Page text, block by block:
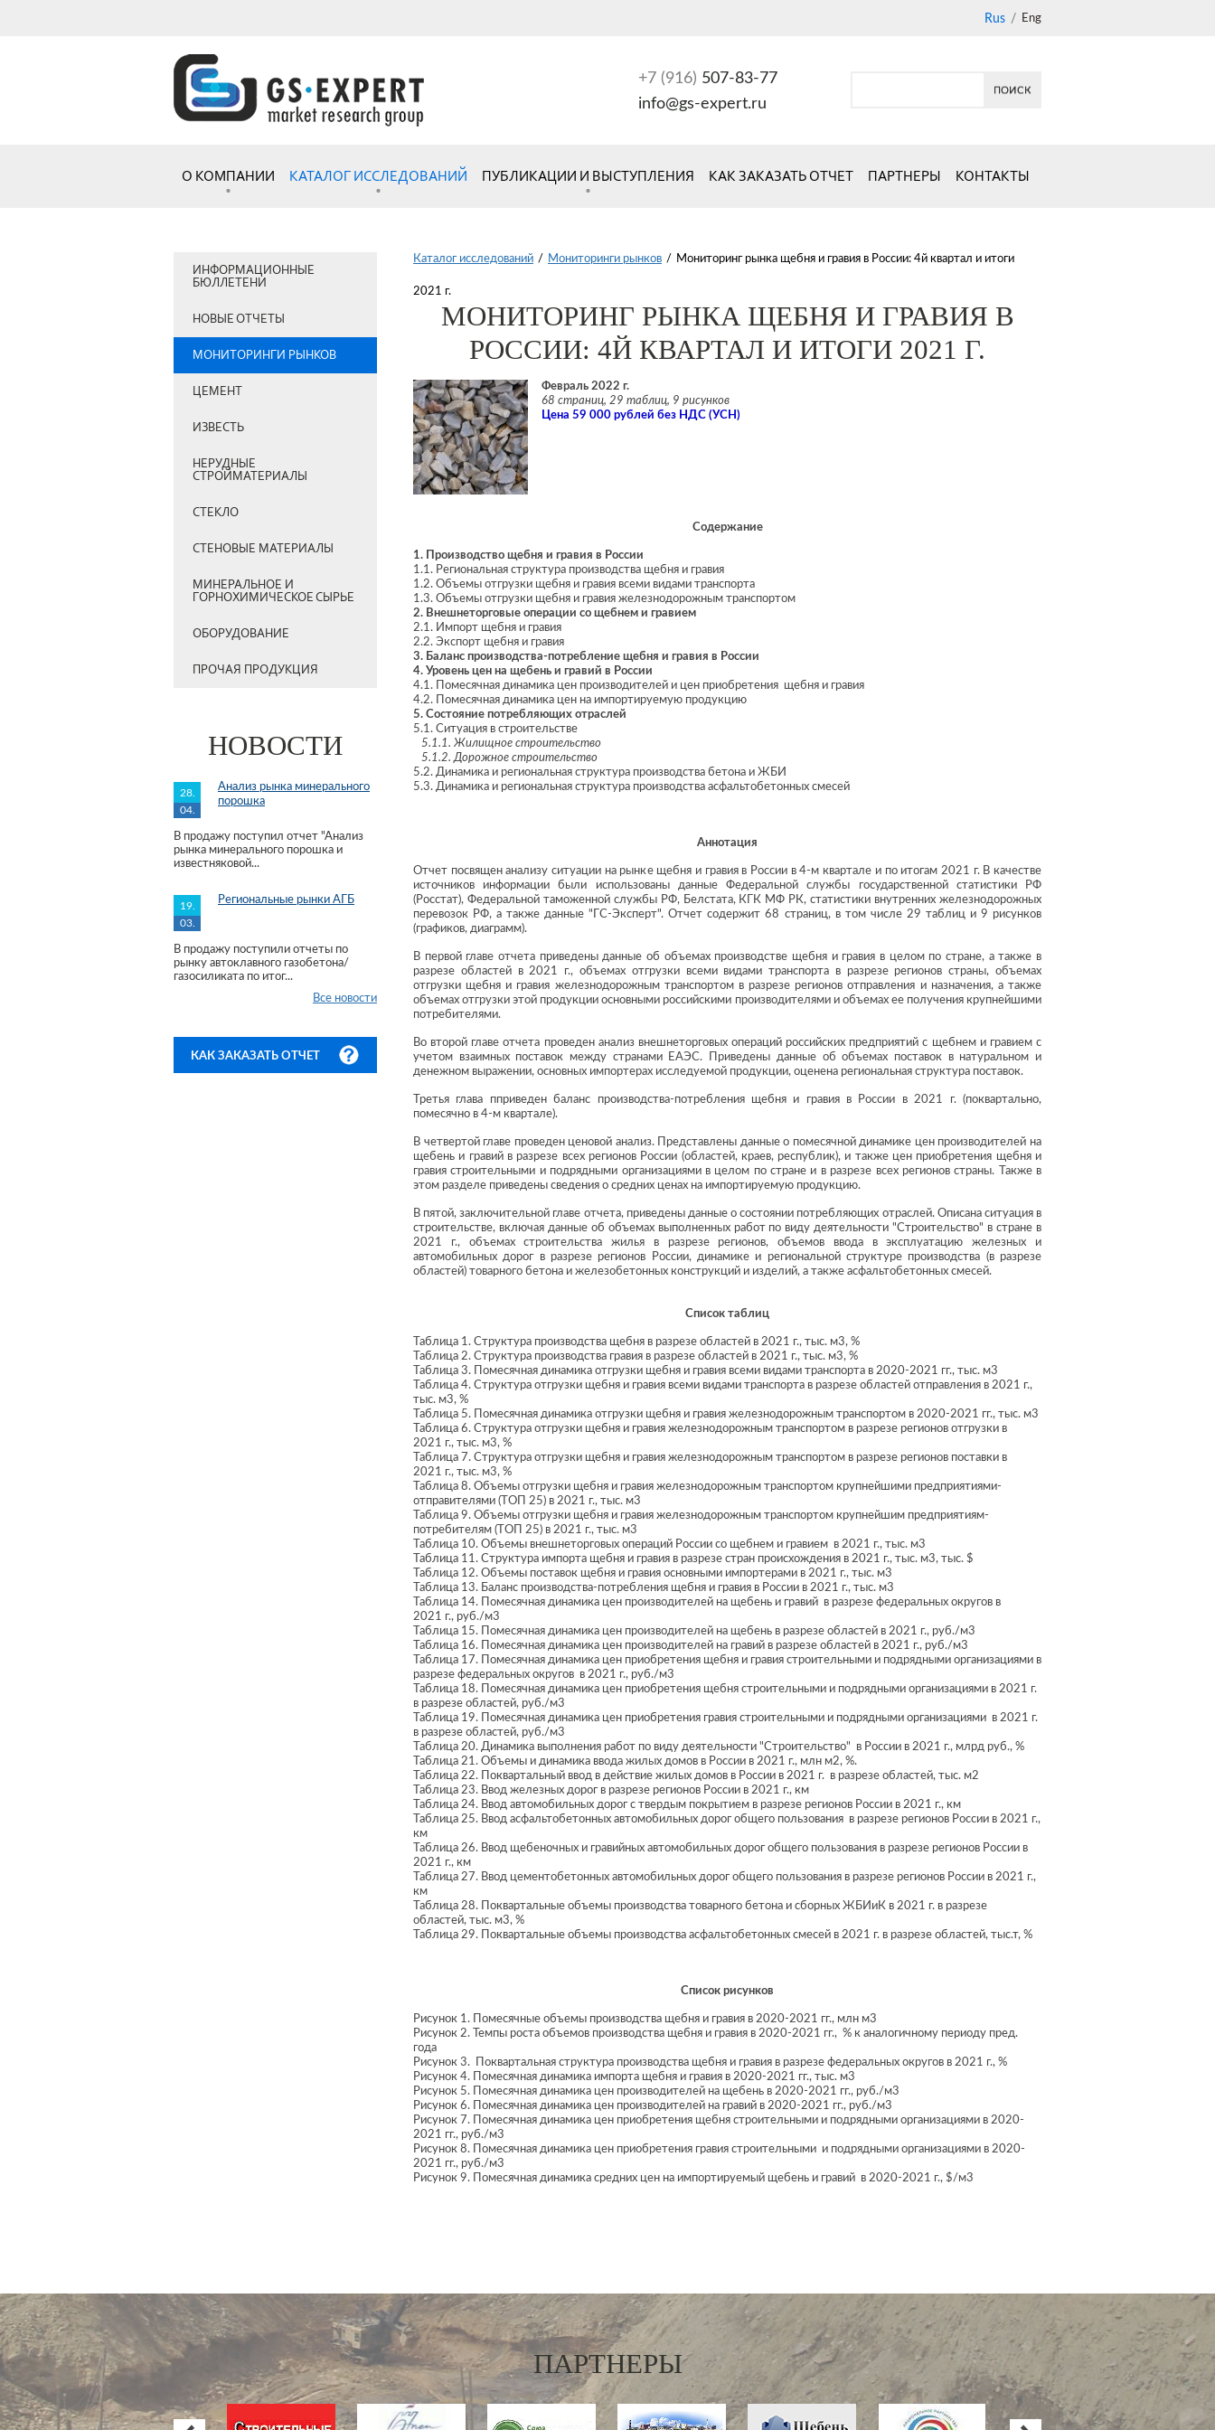
Rus / Eng
+7 (916) 507-83-77
info@gs-expert.ru
О КОМПАНИИ КАТАЛОГ ИССЛЕДОВАНИЙ ПУБЛИКАЦИИ И ВЫСТУПЛЕНИЯ КАК ЗАКАЗАТЬ ОТЧЕТ ПАРТНЕРЫ КОНТАКТЫ
ИНФОРМАЦИОННЫЕ
БЮЛЛЕТЕНИ
НОВЫЕ ОТЧЕТЫ
МОНИТОРИНГИ РЫНКОВ
ЦЕМЕНТ
ИЗВЕСТЬ
НЕРУДНЫЕ
СТРОЙМАТЕРИАЛЫ
СТЕКЛО
СТЕНОВЫЕ МАТЕРИАЛЫ
МИНЕРАЛЬНОЕ И
ГОРНОХИМИЧЕСКОЕ СЫРЬЕ
ОБОРУДОВАНИЕ
ПРОЧАЯ ПРОДУКЦИЯ
НОВОСТИ
28.
04.
Анализ рынка минерального
порошка
В продажу поступил отчет "Анализ
рынка минерального порошка и
известняковой...
19.
03.
Региональные рынки АГБ
В продажу поступили отчеты по
рынку автоклавного газобетона/
газосиликата по итог...
Все новости
КАК ЗАКАЗАТЬ ОТЧЕТ
Каталог исследований / Мониторинги рынков / Мониторинг рынка щебня и гравия в России: 4й квартал и итоги
2021 г.
МОНИТОРИНГ РЫНКА ЩЕБНЯ И ГРАВИЯ В
РОССИИ: 4Й КВАРТАЛ И ИТОГИ 2021 Г.
Февраль 2022 г.
68 страниц, 29 таблиц, 9 рисунков
Цена 59 000 рублей без НДС (УСН)
Содержание
1. Производство щебня и гравия в России
1.1. Региональная структура производства щебня и гравия
1.2. Объемы отгрузки щебня и гравия всеми видами транспорта
1.3. Объемы отгрузки щебня и гравия железнодорожным транспортом
2. Внешнеторговые операции со щебнем и гравием
2.1. Импорт щебня и гравия
2.2. Экспорт щебня и гравия
3. Баланс производства-потребление щебня и гравия в России
4. Уровень цен на щебень и гравий в России
4.1. Помесячная динамика цен производителей и цен приобретения щебня и гравия
4.2. Помесячная динамика цен на импортируемую продукцию
5. Состояние потребляющих отраслей
5.1. Ситуация в строительстве
5.1.1. Жилищное строительство
5.1.2. Дорожное строительство
5.2. Динамика и региональная структура производства бетона и ЖБИ
5.3. Динамика и региональная структура производства асфальтобетонных смесей
Аннотация
Отчет посвящен анализу ситуации на рынке щебня и гравия в России в 4-м квартале и по итогам 2021 г. В качестве
источников информации были использованы данные Федеральной службы государственной статистики РФ
(Росстат), Федеральной таможенной службы РФ, Белстата, КГК МФ РК, статистики внутренних железнодорожных
перевозок РФ, а также данные "ГС-Эксперт". Отчет содержит 68 страниц, в том числе 29 таблиц и 9 рисунков
(графиков, диаграмм).
В первой главе отчета приведены данные об объемах производстве щебня и гравия в целом по стране, а также в
разрезе областей в 2021 г., объемах отгрузки всеми видами транспорта в разрезе регионов страны, объемах
отгрузки щебня и гравия железнодорожным транспортом в разрезе регионов отправления и назначения, а также
объемах отгрузки этой продукции основными российскими производителями и объемах ее получения крупнейшими
потребителями.
Во второй главе отчета проведен анализ внешнеторговых операций российских предприятий с щебнем и гравием с
учетом взаимных поставок между странами ЕАЭС. Приведены данные об объемах поставок в натуральном и
денежном выражении, основных импортерах исследуемой продукции, оценена региональная структура поставок.
Третья глава пприведен баланс производства-потребления щебня и гравия в России в 2021 г. (поквартально,
помесячно в 4-м квартале).
В четвертой главе проведен ценовой анализ. Представлены данные о помесячной динамике цен производителей на
щебень и гравий в разрезе всех регионов России (областей, краев, республик), и также цен приобретения щебня и
гравия строительными и подрядными организациями в целом по стране и в разрезе всех регионов страны. Также в
этом разделе приведены сведения о средних ценах на импортируемую продукцию.
В пятой, заключительной главе отчета, приведены данные о состоянии потребляющих отраслей. Описана ситуация в
строительстве, включая данные об объемах выполненных работ по виду деятельности "Строительство" в стране в
2021 г., объемах строительства жилья в разрезе регионов, объемов ввода в эксплуатацию железных и
автомобильных дорог в разрезе регионов России, динамике и региональной структуре производства (в разрезе
областей) товарного бетона и железобетонных конструкций и изделий, а также асфальтобетонных смесей.
Список таблиц
Таблица 1. Структура производства щебня в разрезе областей в 2021 г., тыс. м3, %
Таблица 2. Структура производства гравия в разрезе областей в 2021 г., тыс. м3, %
Таблица 3. Помесячная динамика отгрузки щебня и гравия всеми видами транспорта в 2020-2021 гг., тыс. м3
Таблица 4. Структура отгрузки щебня и гравия всеми видами транспорта в разрезе областей отправления в 2021 г.,
тыс. м3, %
Таблица 5. Помесячная динамика отгрузки щебня и гравия железнодорожным транспортом в 2020-2021 гг., тыс. м3
Таблица 6. Структура отгрузки щебня и гравия железнодорожным транспортом в разрезе регионов отгрузки в
2021 г., тыс. м3, %
Таблица 7. Структура отгрузки щебня и гравия железнодорожным транспортом в разрезе регионов поставки в
2021 г., тыс. м3, %
Таблица 8. Объемы отгрузки щебня и гравия железнодорожным транспортом крупнейшими предприятиями-
отправителями (ТОП 25) в 2021 г., тыс. м3
Таблица 9. Объемы отгрузки щебня и гравия железнодорожным транспортом крупнейшим предприятиям-
потребителям (ТОП 25) в 2021 г., тыс. м3
Таблица 10. Объемы внешнеторговых операций России со щебнем и гравием в 2021 г., тыс. м3
Таблица 11. Структура импорта щебня и гравия в разрезе стран происхождения в 2021 г., тыс. м3, тыс. $
Таблица 12. Объемы поставок щебня и гравия основными импортерами в 2021 г., тыс. м3
Таблица 13. Баланс производства-потребления щебня и гравия в России в 2021 г., тыс. м3
Таблица 14. Помесячная динамика цен производителей на щебень и гравий в разрезе федеральных округов в
2021 г., руб./м3
Таблица 15. Помесячная динамика цен производителей на щебень в разрезе областей в 2021 г., руб./м3
Таблица 16. Помесячная динамика цен производителей на гравий в разрезе областей в 2021 г., руб./м3
Таблица 17. Помесячная динамика цен приобретения щебня и гравия строительными и подрядными организациями в
разрезе федеральных округов в 2021 г., руб./м3
Таблица 18. Помесячная динамика цен приобретения щебня строительными и подрядными организациями в 2021 г.
в разрезе областей, руб./м3
Таблица 19. Помесячная динамика цен приобретения гравия строительными и подрядными организациями в 2021 г.
в разрезе областей, руб./м3
Таблица 20. Динамика выполнения работ по виду деятельности "Строительство" в России в 2021 г., млрд руб., %
Таблица 21. Объемы и динамика ввода жилых домов в России в 2021 г., млн м2, %.
Таблица 22. Поквартальный ввод в действие жилых домов в России в 2021 г. в разрезе областей, тыс. м2
Таблица 23. Ввод железных дорог в разрезе регионов России в 2021 г., км
Таблица 24. Ввод автомобильных дорог с твердым покрытием в разрезе регионов России в 2021 г., км
Таблица 25. Ввод асфальтобетонных автомобильных дорог общего пользования в разрезе регионов России в 2021 г.,
км
Таблица 26. Ввод щебеночных и гравийных автомобильных дорог общего пользования в разрезе регионов России в
2021 г., км
Таблица 27. Ввод цементобетонных автомобильных дорог общего пользования в разрезе регионов России в 2021 г.,
км
Таблица 28. Поквартальные объемы производства товарного бетона и сборных ЖБИиК в 2021 г. в разрезе
областей, тыс. м3, %
Таблица 29. Поквартальные объемы производства асфальтобетонных смесей в 2021 г. в разрезе областей, тыс.т, %
Список рисунков
Рисунок 1. Помесячные объемы производства щебня и гравия в 2020-2021 гг., млн м3
Рисунок 2. Темпы роста объемов производства щебня и гравия в 2020-2021 гг., % к аналогичному периоду пред.
года
Рисунок 3. Поквартальная структура производства щебня и гравия в разрезе федеральных округов в 2021 г., %
Рисунок 4. Помесячная динамика импорта щебня и гравия в 2020-2021 гг., тыс. м3
Рисунок 5. Помесячная динамика цен производителей на щебень в 2020-2021 гг., руб./м3
Рисунок 6. Помесячная динамика цен производителей на гравий в 2020-2021 гг., руб./м3
Рисунок 7. Помесячная динамика цен приобретения щебня строительными и подрядными организациями в 2020-
2021 гг., руб./м3
Рисунок 8. Помесячная динамика цен приобретения гравия строительными и подрядными организациями в 2020-
2021 гг., руб./м3
Рисунок 9. Помесячная динамика средних цен на импортируемый щебень и гравий в 2020-2021 г., $/м3
ПАРТНЕРЫ